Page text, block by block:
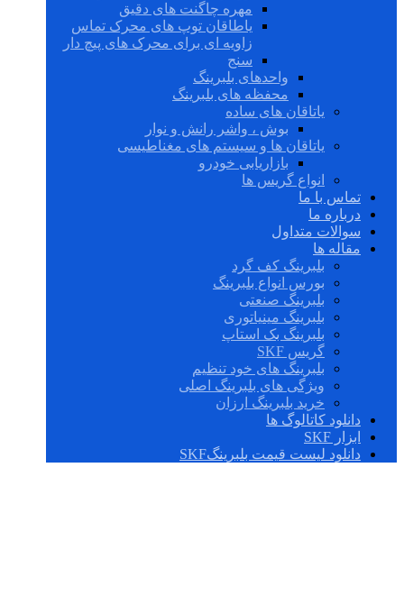
مهره چاگنت های دقیق
یاطاقان توپ های محرک تماس
زاویه ای برای محرک های پیچ دار
سنج
واحدهای بلبرینگ
محفظه های بلبرینگ
یاتاقان های ساده
بوش ، واشر رانش و نوار
یاتاقان ها و سیستم های مغناطیسی
بازاریابی خودرو
انواع گریس ها
تماس با ما
درباره ما
سوالات متداول
مقاله ها
بلبرینگ کف گرد
بورس انواع بلبرینگ
بلبرینگ صنعتی
بلبرینگ مینیاتوری
بلبرینگ بک استاپ
گریس SKF
بلبرینگ های خود تنظیم
ویژگی های بلبرینگ اصلی
خرید بلبرینگ ارزان
دانلود کاتالوگ ها
ابزار SKF
دانلود لیست قیمت بلبرینگSKF